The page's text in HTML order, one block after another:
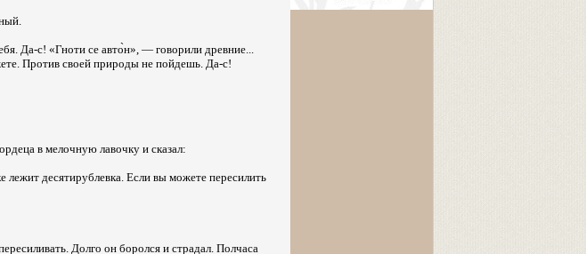
Да-с! «Гноти се авто̀н», — говорили древние...
Против своей природы не пойдешь. Да-с!
в мелочную лавочку и сказал:
десятирублевка. Если вы можете пересилить
Долго он боролся и страдал. Полчаса